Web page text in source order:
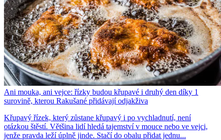
Ani mouka, ani vejce: řízky budou křupavé i druhý den díky 1
surovině, kterou Rakušané přidávají odjakživa
Křupavý řízek, který zůstane křupavý i po vychladnutí, není
otázkou štěstí. Většina lidí hledá tajemství v mouce nebo ve vejci,
jenže pravda leží úplně jinde. Stačí do obalu přidat jednu...